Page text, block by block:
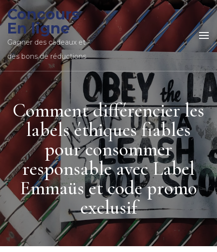
Concours
En ligne
Gagner des cadeaux et
des bons de réductions
Comment différencier les
labels éthiques fiables
pour consommer
responsable avec Label
Emmaüs et code promo
exclusif